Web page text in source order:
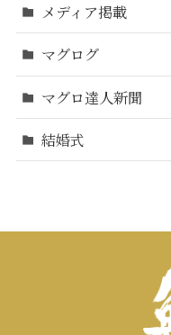
メディア掲載
マグログ
マグロ達人新聞
結婚式